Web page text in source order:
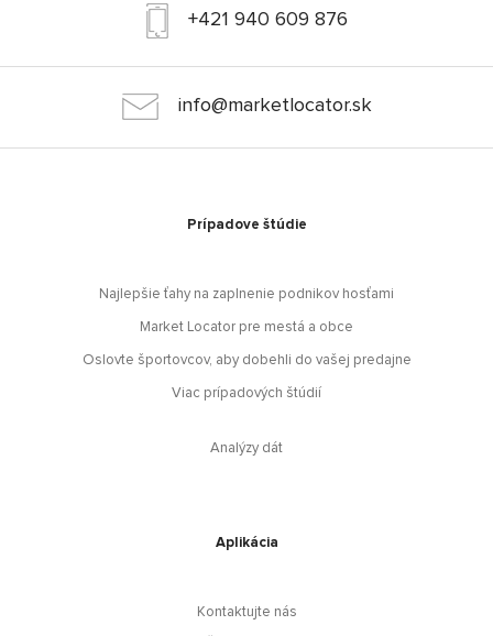
+421 940 609 876
info@marketlocator.sk
Prípadove štúdie
Najlepšie ťahy na zaplnenie podnikov hosťami
Market Locator pre mestá a obce
Oslovte športovcov, aby dobehli do vašej predajne
Viac prípadových štúdií
Analýzy dát
Aplikácia
Kontaktujte nás